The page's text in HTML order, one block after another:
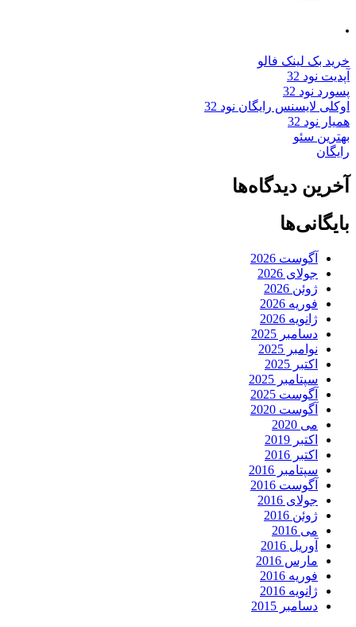
.
خرید بک لینک فالو
آپدیت نود 32
پسورد نود 32
اوکلی لایسنس رایگان نود 32
همیار نود 32
بهترین سئو
رایگان
آخرین دیدگاه‌ها
بایگانی‌ها
آگوست 2026
جولای 2026
ژوئن 2026
فوریه 2026
ژانویه 2026
دسامبر 2025
نوامبر 2025
اکتبر 2025
سپتامبر 2025
آگوست 2025
آگوست 2020
می 2020
اکتبر 2019
اکتبر 2016
سپتامبر 2016
آگوست 2016
جولای 2016
ژوئن 2016
می 2016
آوریل 2016
مارس 2016
فوریه 2016
ژانویه 2016
دسامبر 2015